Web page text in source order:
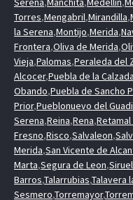
Torres,Mengabril,Mirandilla,
la Serena,Montijo,Merida,
Frontera,Oliva de Merida,
Vieja,Palomas,Peraleda del
Alcocer,Puebla de la Calzada
Obando,Puebla de Sancho
Prior,Pueblonuevo del
Serena,Reina,Rena,
Fresno,Risco,Salvaleon,
Merida,San Vicente de
Marta,Segura de Leon,
Barros,Talarrubias,Talavera
Sesmero,Torremayor,